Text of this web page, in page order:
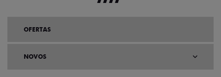
OFERTAS
NOVOS